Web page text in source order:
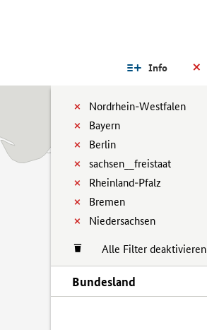
Info
Nordrhein-Westfalen
Bayern
Berlin
sachsen__freistaat
Rheinland-Pfalz
Bremen
Niedersachsen
Alle Filter deaktivieren
Bundesland